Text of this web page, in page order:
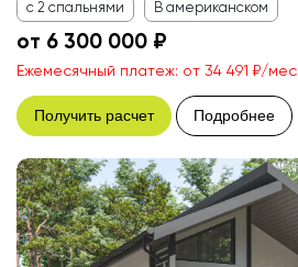
с 2 спальнями В американском
от 6 300 000 ₽
Ежемесячный платеж: от 34 491 ₽/мес
Получить расчет Подробнее